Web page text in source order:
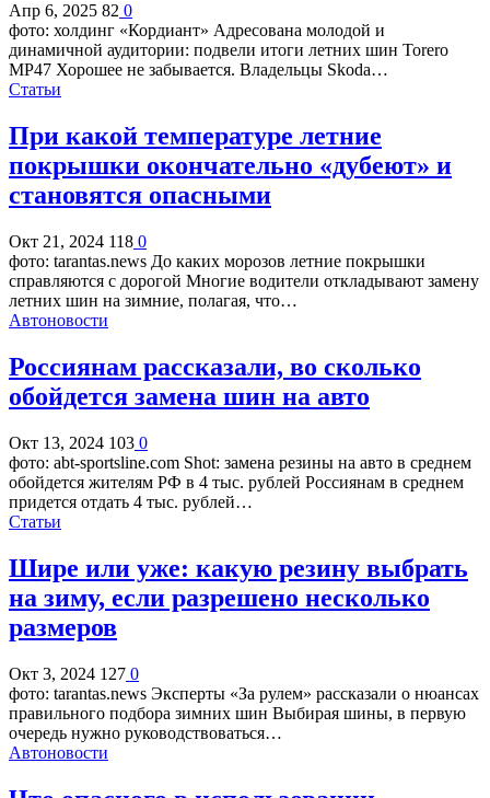
Апр 6, 2025 82 0
фото: холдинг «Кордиант» Адресована молодой и
динамичной аудитории: подвели итоги летних шин Torero
MP47 Хорошее не забывается. Владельцы Skoda…
Статьи
При какой температуре летние
покрышки окончательно «дубеют» и
становятся опасными
Окт 21, 2024 118 0
фото: tarantas.news До каких морозов летние покрышки
справляются с дорогой Многие водители откладывают замену
летних шин на зимние, полагая, что…
Автоновости
Россиянам рассказали, во сколько
обойдется замена шин на авто
Окт 13, 2024 103 0
фото: abt-sportsline.com Shot: замена резины на авто в среднем
обойдется жителям РФ в 4 тыс. рублей Россиянам в среднем
придется отдать 4 тыс. рублей…
Статьи
Шире или уже: какую резину выбрать
на зиму, если разрешено несколько
размеров
Окт 3, 2024 127 0
фото: tarantas.news Эксперты «За рулем» рассказали о нюансах
правильного подбора зимних шин Выбирая шины, в первую
очередь нужно руководствоваться…
Автоновости